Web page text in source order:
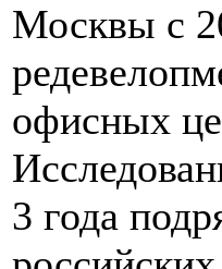
Москвы с
офисных
3 года